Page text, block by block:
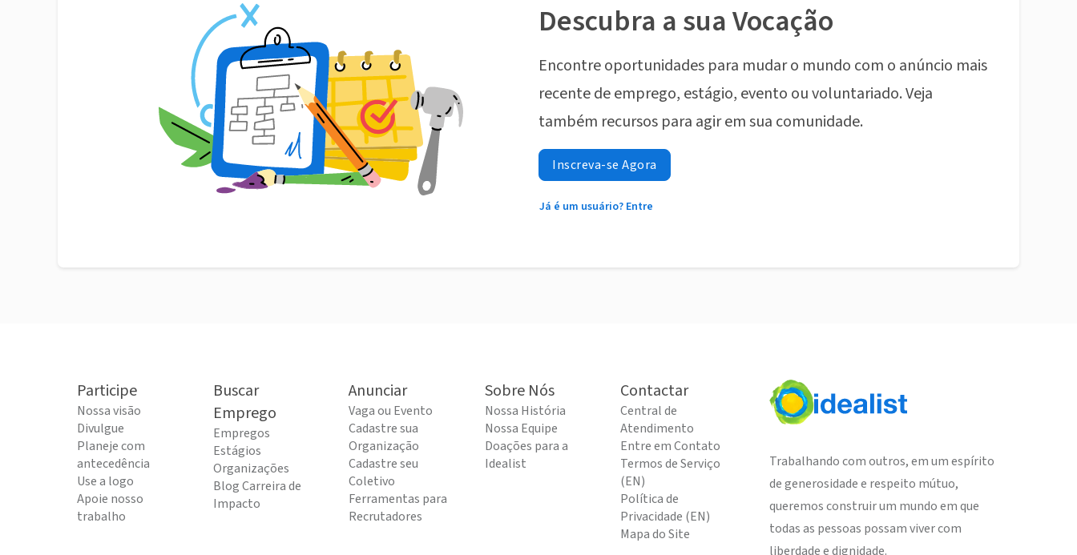
Descubra a sua Vocação
Encontre oportunidades para mudar o mundo com o anúncio mais
recente de emprego, estágio, evento ou voluntariado. Veja
também recursos para agir em sua comunidade.
Inscreva-se Agora
Já é um usuário? Entre
Participe
Nossa visão
Divulgue
Planeje com
antecedência
Use a logo
Apoie nosso
trabalho
Buscar
Emprego
Empregos
Estágios
Organizações
Blog Carreira de
Impacto
Anunciar
Vaga ou Evento
Cadastre sua
Organização
Cadastre seu
Coletivo
Ferramentas para
Recrutadores
Sobre Nós
Nossa História
Nossa Equipe
Doações para a
Idealist
Contactar
Central de
Atendimento
Entre em Contato
Termos de Serviço
(EN)
Política de
Privacidade (EN)
Mapa do Site
Trabalhando com outros, em um espírito
de generosidade e respeito mútuo,
queremos construir um mundo em que
todas as pessoas possam viver com
liberdade e dignidade.